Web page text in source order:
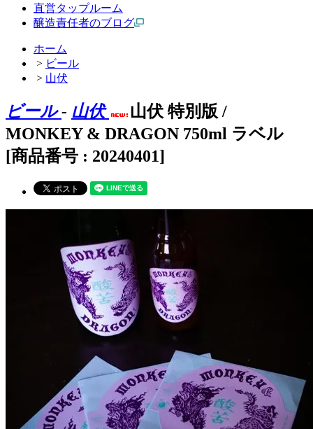
直営タップルーム
醸造責任者のブログ
ホーム
> ビール
> 山伏
ビール- 山伏
山伏 特別版 /
MONKEY & DRAGON 750ml ラベル
[商品番号 : 20240401]